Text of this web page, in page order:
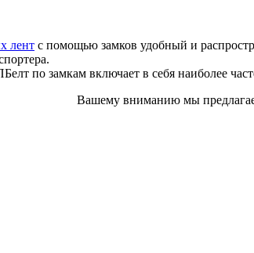
лент с помощью замков удобный и
по замкам включает в себя наиболее
Вашему вниманию мы